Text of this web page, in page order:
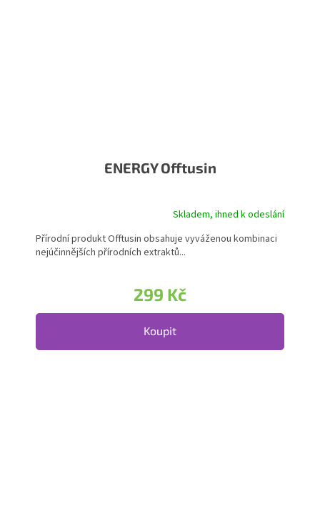
ENERGY Offtusin
Skladem, ihned k odeslání
299 Kč
Koupit
Přírodní produkt Offtusin obsahuje vyváženou kombinaci
nejúčinnějších přírodních extraktů...